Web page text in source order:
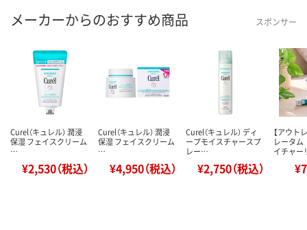
メーカーからのおすすめ商品 スポンサー
Curel（キュレル） 潤浸
保湿 フェイスクリーム
…
¥2,530（税込）
Curel（キュレル） 潤浸
保湿 フェイスクリーム
…
¥4,950（税込）
Curel（キュレル） ディ
ープモイスチャースプ
レー…
¥2,750（税込）
【アウト
レータ
イチャ